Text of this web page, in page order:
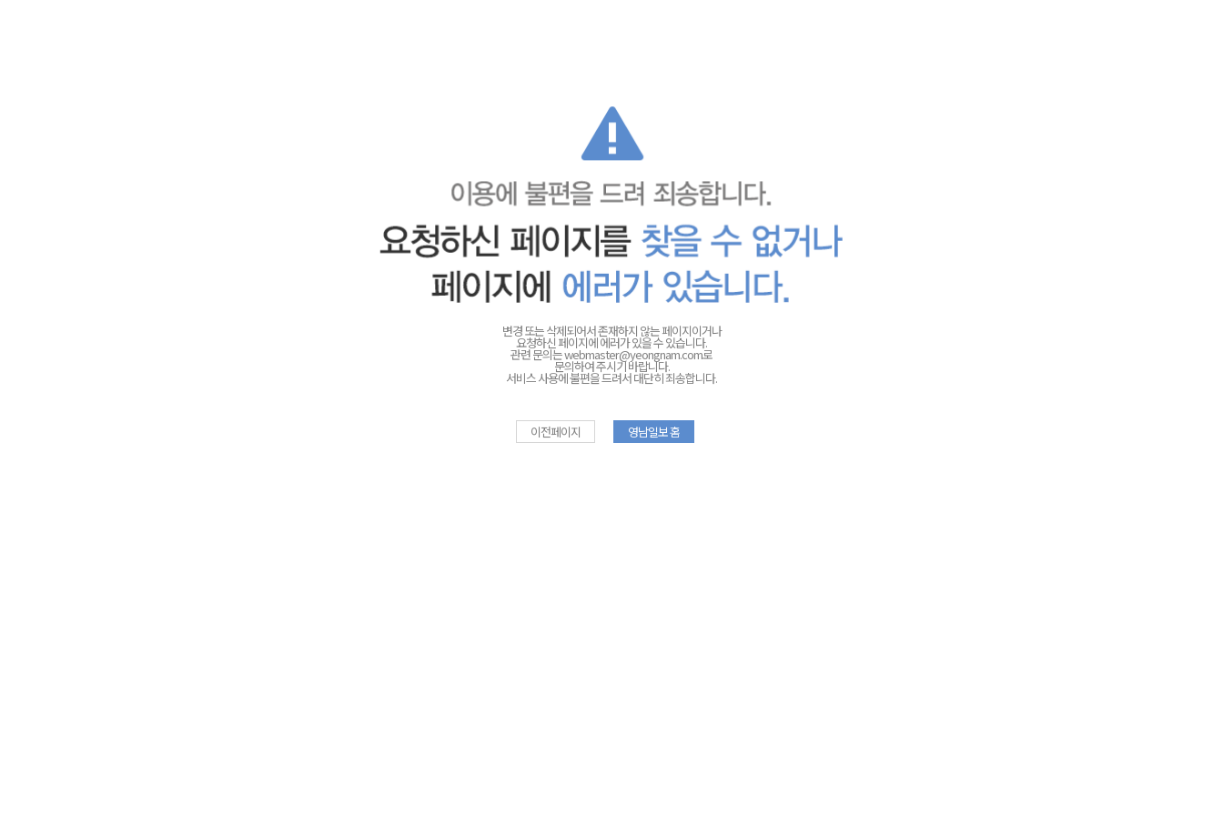
변경 또는 삭제되어서 존재하지 않는 페이지이거나
요청하신 페이지에 에러가 있을 수 있습니다.
관련 문의는webmaster@yeongnam.com로
문의하여 주시기 바랍니다.
서비스 사용에 불편을 드려서 대단히 죄송합니다.
이전페이지 영남일보 홈